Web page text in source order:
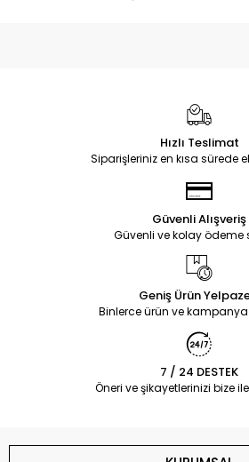
Hızlı Teslimat
Siparişleriniz en kısa sürede
Güvenli Alışveriş
Güvenli ve kolay ödeme
Geniş Ürün
Binlerce ürün ve
7 / 24 DESTEK
Öneri ve şikayetlerinizi bize